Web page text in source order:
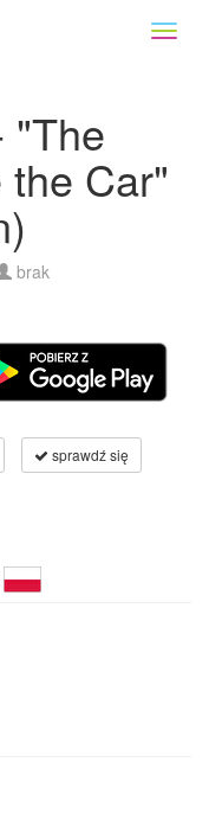
"The
Car"
brak
sprawdź się